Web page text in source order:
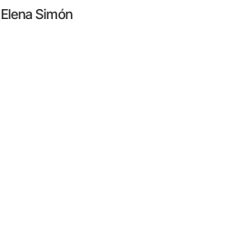
Elena Simón